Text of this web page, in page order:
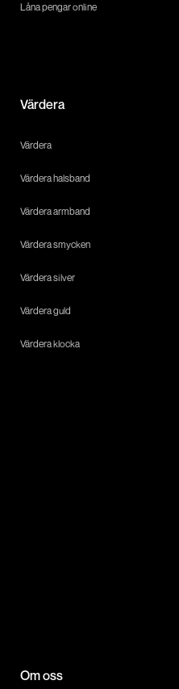
Låna pengar online
Värdera
Värdera
Värdera halsband
Värdera armband
Värdera smycken
Värdera silver
Värdera guld
Värdera klocka
Om oss